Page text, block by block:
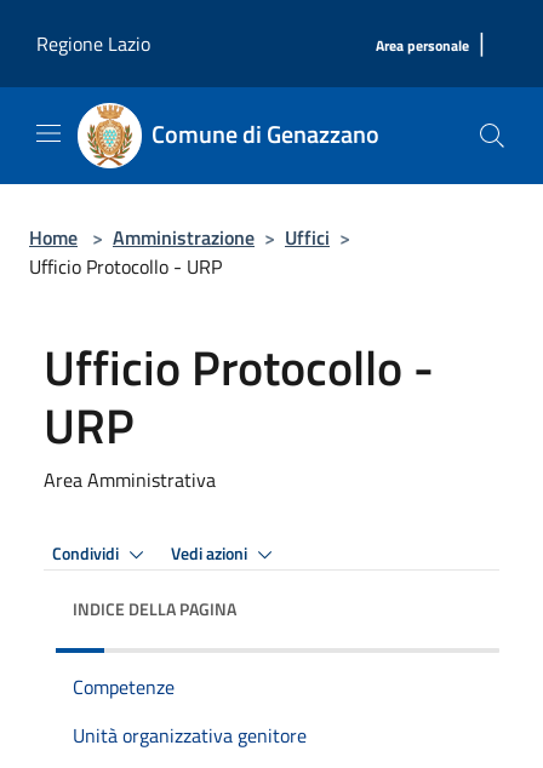
Regione Lazio
Area personale |
Comune di Genazzano
Home > Amministrazione > Uffici >
Ufficio Protocollo - URP
Ufficio Protocollo -
URP
Area Amministrativa
Condividi Vedi azioni
INDICE DELLA PAGINA
Competenze
Unità organizzativa genitore